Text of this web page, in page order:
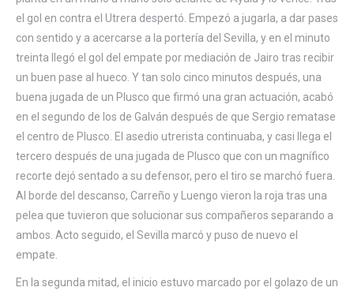
el gol en contra el Utrera despertó. Empezó a jugarla, a dar pases
con sentido y a acercarse a la portería del Sevilla, y en el minuto
treinta llegó el gol del empate por mediación de Jairo tras recibir
un buen pase al hueco. Y tan solo cinco minutos después, una
buena jugada de un Plusco que firmó una gran actuación, acabó
en el segundo de los de Galván después de que Sergio rematase
el centro de Plusco. El asedio utrerista continuaba, y casi llega el
tercero después de una jugada de Plusco que con un magnífico
recorte dejó sentado a su defensor, pero el tiro se marchó fuera.
Al borde del descanso, Carreño y Luengo vieron la roja tras una
pelea que tuvieron que solucionar sus compañeros separando a
ambos. Acto seguido, el Sevilla marcó y puso de nuevo el
empate.
En la segunda mitad, el inicio estuvo marcado por el golazo de un